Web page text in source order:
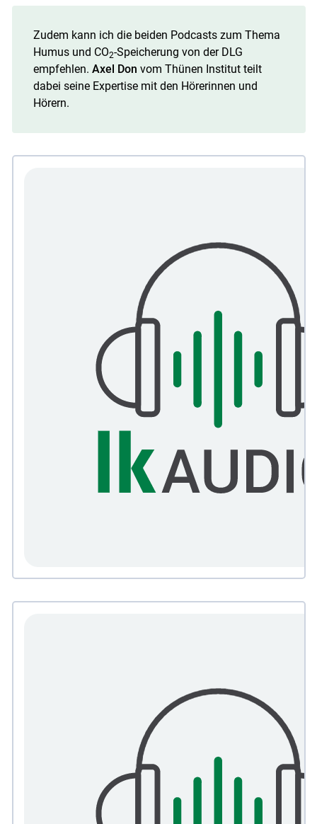
Zudem kann ich die beiden Podcasts zum Thema
Humus und CO2-Speicherung von der DLG
empfehlen. Axel Don vom Thünen Institut teilt
dabei seine Expertise mit den Hörerinnen und
Hörern.